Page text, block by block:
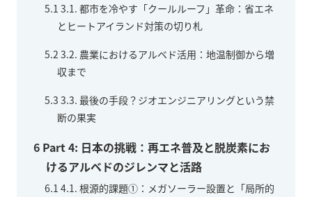
5.1 3.1. 都市を冷やす「クールルーフ」革命：省エネ
とヒートアイランド対策の切り札
5.2 3.2. 農業におけるアルベド活用：地温制御から増
収まで
5.3 3.3. 最後の手段？ジオエンジニアリングという禁
断の果実
6 Part 4: 日本の挑戦：再エネ普及と脱炭素にお
けるアルベドのジレンマと活路
6.1 4.1. 根源的課題①：メガソーラー設置と「局所的